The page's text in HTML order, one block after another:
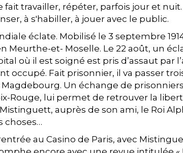
travailler, répéter, parfois jour et
à s'habiller, à jouer avec le public.
éclate. Mobilisé le 3 septembre
Meurthe-et- Moselle. Le 22 août, un
où il est soigné est pris d’assaut par
occupé. Fait prisonnier, il va passer
Un échange de
Rouge, lui permet de retrouver la
auprès de son ami, le Roi
choses…
rentrée au Casino de Paris, avec